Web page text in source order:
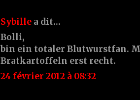
Sybille a dit…
Bolli,
bin ein totaler Blutwurstfan.
Bratkartoffeln erst recht.
24 février 2012 à 08:32